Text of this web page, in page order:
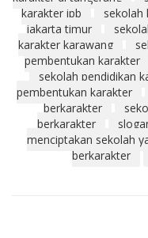
karakter ipb
sekolah
jakarta timur
karakter karawang
pembentukan karakter
sekolah pendidikan
pembentukan karakter
berkarakter
berkarakter
menciptakan sekolah
berkarakter